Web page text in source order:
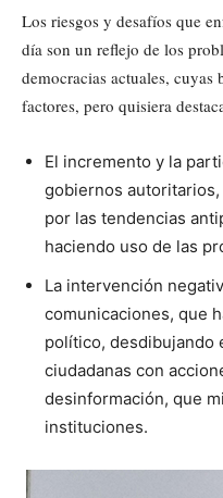
Los riesgos y desafíos que
día son un reflejo de los
democracias actuales, cuyas
factores, pero quisiera
El incremento y la
gobiernos
por las tendencias
haciendo uso de las
La intervención
comunicaciones, que
político, desdibujando
ciudadanas con
desinformación, que
instituciones.